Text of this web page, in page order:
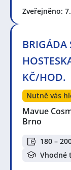
Zveřejněno:
BRIGÁDA
KČ/HOD.
Nutně vás
Mavue
Brno
180 –
Vhodné